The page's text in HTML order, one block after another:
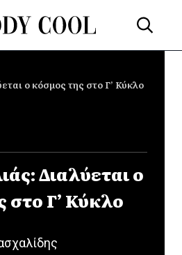
ο κόσμος της στο Γ’ Κύκλο
Διαλύεται ο
στο Γ’ Κύκλο